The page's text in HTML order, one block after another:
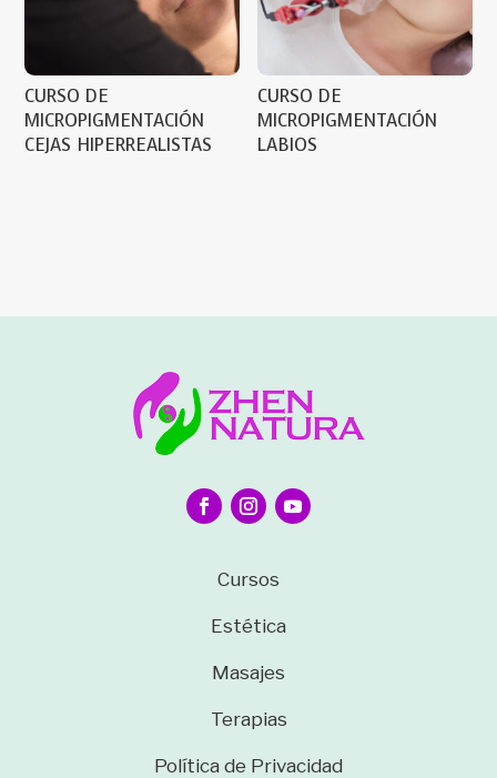
CURSO DE
MICROPIGMENTACIÓN
CEJAS HIPERREALISTAS
CURSO DE
MICROPIGMENTACIÓN
LABIOS
Cursos
Estética
Masajes
Terapias
Política de Privacidad